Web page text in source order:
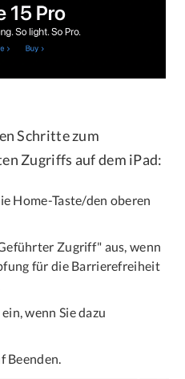
Schritte zum
Zugriffs auf dem iPad:
Home-Taste/den oberen
Zugriff" aus, wenn
für die Barrierefreiheit
wenn Sie dazu
Beenden.